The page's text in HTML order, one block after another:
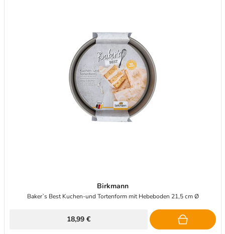
Birkmann
Baker`s Best Kuchen-und Tortenform mit Hebeboden 21,5 cm Ø
18,99 €